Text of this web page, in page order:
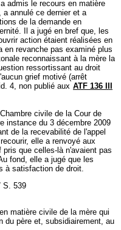
admis le recours en matière
annulé ce dernier et a
de la demande en
Il a jugé en bref que, les
action étaient réalisées en
en revanche pas examiné plus
reconnaissant à la mère la
ressortissant au droit
grief motivé (arrêt
4, non publié aux ATF 136 III
civile de la Cour de
instance du 3 décembre 2009
de la recevabilité de l'appel
elle a renvoyé aux
que celles-là n'avaient pas
fond, elle a jugé que les
à satisfaction de droit.
S. 539
matière civile de la mère qui
du père et, subsidiairement, au